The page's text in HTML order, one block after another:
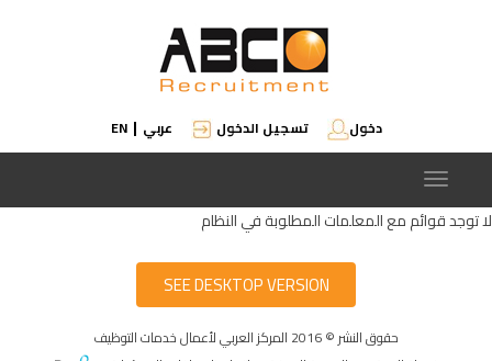
دخول تسجيل الدخول عربي |
EN
Toggle
navigation
لا توجد قوائم مع المعلمات المطلوبة في النظام
SEE DESKTOP VERSION
حقوق النشر © 2016 المركز العربي لأعمال خدمات التوظيف